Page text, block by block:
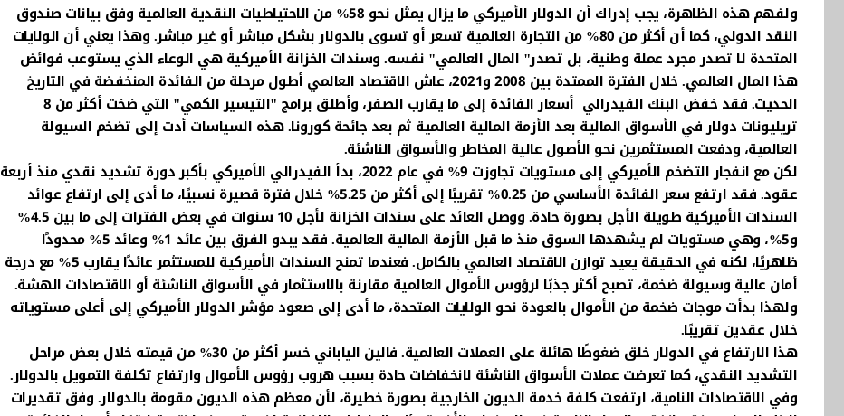
ولفهم هذه الظاهرة، يجب إدراك أن الدولار الأميركي ما يزال يمثل نحو 58% من الاحتياطيات النقدية العالمية وفق بيانات صندوق
النقد الدولي، كما أن أكثر من 80% من التجارة العالمية تسعر أو تسوى بالدولار بشكل مباشر أو غير مباشر. وهذا يعني أن الولايات
المتحدة لا تصدر مجرد عملة وطنية، بل تصدر" المال العالمي" نفسه. وسندات الخزانة الأميركية هي الوعاء الذي يستوعب فوائض
هذا المال العالمي. خلال الفترة الممتدة بين 2008 و2021، عاش الاقتصاد العالمي أطول مرحلة من الفائدة المنخفضة في التاريخ
الحديث. فقد خفض البنك الفيدرالي أسعار الفائدة إلى ما يقارب الصفر، وأطلق برامج "التيسير الكمي" التي ضخت أكثر من 8
تريليونات دولار في الأسواق المالية بعد الأزمة المالية العالمية ثم بعد جائحة كورونا. هذه السياسات أدت إلى تضخم السيولة
العالمية، ودفعت المستثمرين نحو الأصول عالية المخاطر والأسواق الناشئة.
لكن مع انفجار التضخم الأميركي إلى مستويات تجاوزت 9% في عام 2022، بدأ الفيدرالي الأميركي بأكبر دورة تشديد نقدي منذ أربعة
عقود. فقد ارتفع سعر الفائدة الأساسي من 0.25% تقريبًا إلى أكثر من 5.25% خلال فترة قصيرة نسبيًا، ما أدى إلى ارتفاع عوائد
السندات الأميركية طويلة الأجل بصورة حادة. ووصل العائد على سندات الخزانة لأجل 10 سنوات في بعض الفترات إلى ما بين 4.5%
و5%، وهي مستويات لم يشهدها السوق منذ ما قبل الأزمة المالية العالمية. فقد يبدو الفرق بين عائد 1% وعائد 5% محدودًا
ظاهريًا، لكنه في الحقيقة يعيد توازن الاقتصاد العالمي بالكامل. فعندما تمنح السندات الأميركية للمستثمر عائدًا يقارب 5% مع درجة
أمان عالية وسيولة ضخمة، تصبح أكثر جذبًا لرؤوس الأموال العالمية مقارنة بالاستثمار في الأسواق الناشئة أو الاقتصادات الهشة.
ولهذا بدأت موجات ضخمة من الأموال بالعودة نحو الولايات المتحدة، ما أدى إلى صعود مؤشر الدولار الأميركي إلى أعلى مستوياته
خلال عقدين تقريبًا.
هذا الارتفاع في الدولار خلق ضغوطًا هائلة على العملات العالمية. فالين الياباني خسر أكثر من 30% من قيمته خلال بعض مراحل
التشديد النقدي، كما تعرضت عملات الأسواق الناشئة لانخفاضات حادة بسبب هروب رؤوس الأموال وارتفاع تكلفة التمويل بالدولار.
وفي الاقتصادات النامية، ارتفعت كلفة خدمة الديون الخارجية بصورة خطيرة، لأن معظم هذه الديون مقومة بالدولار. وفق تقديرات